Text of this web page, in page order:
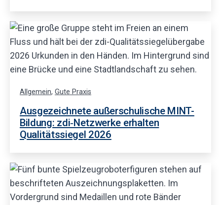
Allgemein, Gute Praxis
Ausgezeichnete außerschulische MINT-
Bildung: zdi‑Netzwerke erhalten
Qualitätssiegel 2026